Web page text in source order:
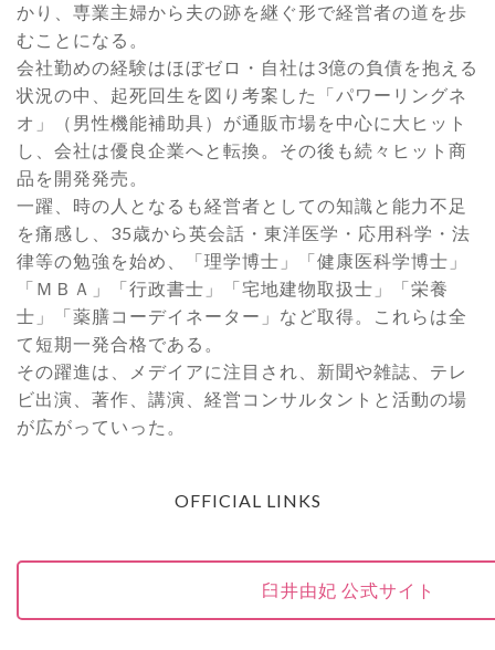
かり、専業主婦から夫の跡を継ぐ形で経営者の道を歩
むことになる。
会社勤めの経験はほぼゼロ・自社は3億の負債を抱える
状況の中、起死回生を図り考案した「パワーリングネ
オ」（男性機能補助具）が通販市場を中心に大ヒット
し、会社は優良企業へと転換。その後も続々ヒット商
品を開発発売。
一躍、時の人となるも経営者としての知識と能力不足
を痛感し、35歳から英会話・東洋医学・応用科学・法
律等の勉強を始め、「理学博士」「健康医科学博士」
「ＭＢＡ」「行政書士」「宅地建物取扱士」「栄養
士」「薬膳コーデイネーター」など取得。これらは全
て短期一発合格である。
その躍進は、メデイアに注目され、新聞や雑誌、テレ
ビ出演、著作、講演、経営コンサルタントと活動の場
が広がっていった。
OFFICIAL LINKS
臼井由妃 公式サイト